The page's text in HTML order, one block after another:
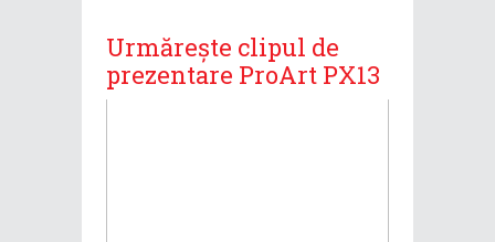
Urmărește clipul de
prezentare ProArt PX13